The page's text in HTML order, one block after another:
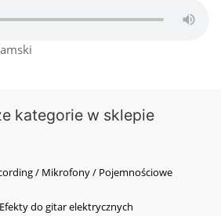
kategorie w sklepie
/ Mikrofony / Pojemnościowe
do gitar elektrycznych